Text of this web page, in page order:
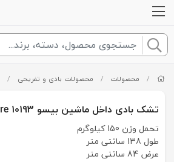
/ محصولات / محصولات بادی و تفریحی /
تشک بادی داخل ماشین بیسو store 10193
تحمل وزن 150 کیلوگرم
طول 138 سانتی متر
عرض 84 سانتی متر